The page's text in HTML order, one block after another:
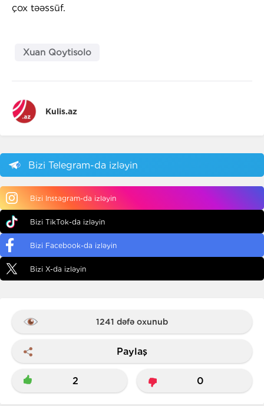
çox təəssüf.
Xuan Qoytisolo
Kulis.az
Bizi Telegram-da izləyin
Bizi Instagram-da izləyin
Bizi TikTok-da izləyin
Bizi Facebook-da izləyin
Bizi X-da izləyin
1241 dəfə oxunub
Paylaş
2 0